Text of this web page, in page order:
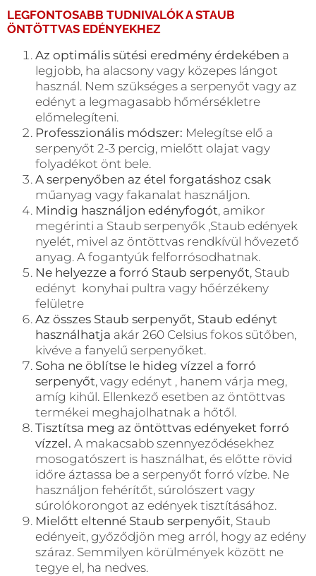
LEGFONTOSABB TUDNIVALÓK ASTAUB
ÖNTÖTTVAS EDÉNYEKHEZ
Az optimális sütési eredmény érdekében a
legjobb, ha alacsony vagy közepes lángot
használ. Nem szükséges a serpenyőt vagy az
edényt a legmagasabb hőmérsékletre
előmelegíteni.
Professzionális módszer: Melegítse elő a
serpenyőt 2-3 percig, mielőtt olajat vagy
folyadékot önt bele.
A serpenyőben az étel forgatáshoz csak
műanyag vagy fakanalat használjon.
Mindig használjon edényfogót, amikor
megérinti a Staub serpenyők ,Staub edények
nyelét, mivel az öntöttvas rendkívül hővezető
anyag. A fogantyúk felforrósodhatnak.
Ne helyezze a forró Staub serpenyőt, Staub
edényt konyhai pultra vagy hőérzékeny
felületre
Az összes Staub serpenyőt, Staub edényt
használhatja akár 260 Celsius fokos sütőben,
kivéve a fanyelű serpenyőket.
Soha ne öblítse le hideg vízzel a forró
serpenyőt, vagy edényt , hanem várja meg,
amíg kihűl. Ellenkező esetben az öntöttvas
termékei meghajolhatnak a hőtől.
Tisztítsa meg az öntöttvas edényeket forró
vízzel. A makacsabb szennyeződésekhez
mosogatószert is használhat, és előtte rövid
időre áztassa be a serpenyőt forró vízbe. Ne
használjon fehérítőt, súrolószert vagy
súrolókorongot az edények tisztításához.
Mielőtt eltenné Staub serpenyőit, Staub
edényeit, győződjön meg arról, hogy az edény
száraz. Semmilyen körülmények között ne
tegye el, ha nedves.